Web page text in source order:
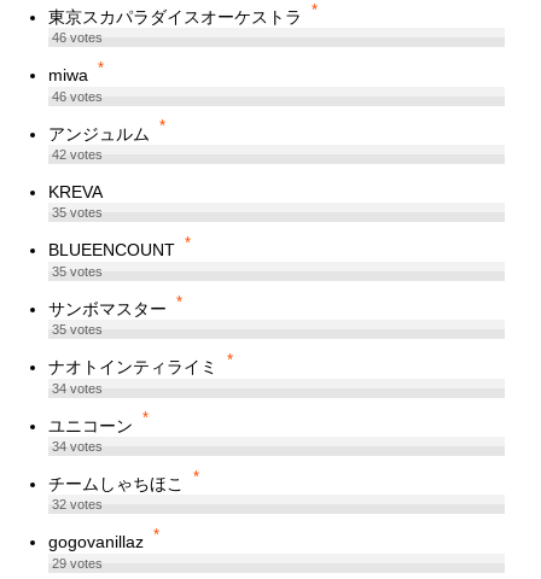
東京スカパラダイスオーケストラ *
46votes
miwa *
46votes
アンジュルム *
42votes
KREVA
35votes
BLUEENCOUNT *
35votes
サンボマスター *
35votes
ナオトインティライミ *
34votes
ユニコーン *
34votes
チームしゃちほこ *
32votes
gogovanillaz *
29votes